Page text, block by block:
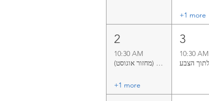
+1 more
2
10:30 AM
פלסטי-לנה (מחזור אוגוסט)
+1 more
3
10:30 AM